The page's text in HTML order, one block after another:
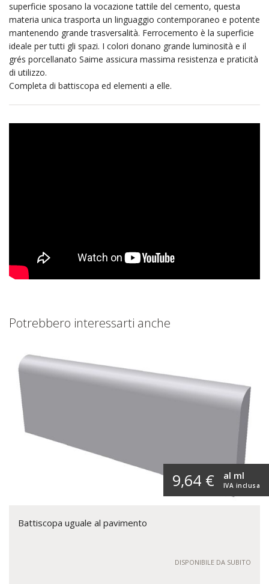
superficie sposano la vocazione tattile del cemento, questa
materia unica trasporta un linguaggio contemporaneo e potente
mantenendo grande trasversalità. Ferrocemento è la superficie
ideale per tutti gli spazi. I colori donano grande luminosità e il
grés porcellanato Saime assicura massima resistenza e praticità
di utilizzo.
Completa di battiscopa ed elementi a elle.
Potrebbero interessarti anche
9,64 € IVA inclusa
al ml
Battiscopa uguale al pavimento
DISPONIBILE DA SUBITO